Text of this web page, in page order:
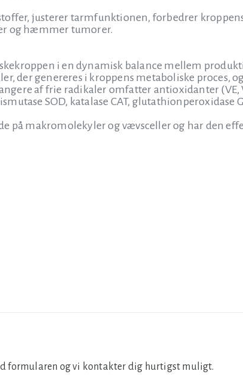
justerer tarmfunktionen, forbedrer
og hæmmer tumorer.
i en dynamisk balance mellem
der genereres i kroppens metaboliske proces,
af frie radikaler omfatter antioxidanter (VE,
SOD, katalase CAT, glutathionperoxidase
på makromolekyler og vævsceller og har den
formularen og vi kontakter dig hurtigst muligt.